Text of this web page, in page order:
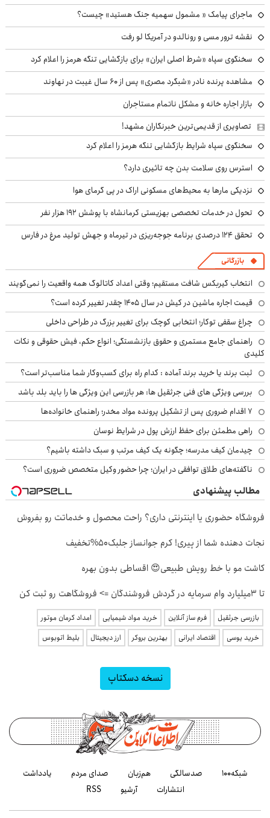
ماجرای پیامک « مشمول سهمیه جنگ هستید» چیست؟
نقشه ترور مسی و رونالدو در آمریکا لو رفت
سخنگوی سپاه «شرط اصلی ایران» برای بازگشایی تنگه هرمز را اعلام کرد
مشاهده پرنده نادر «شبگرد مصری» پس از ۶۰ سال غیبت در نهاوند
بازار اجاره خانه و مشکل ناتمام مستاجران
تصاویری از قدیمی‌ترین خبرنگاران مشهد!
سخنگوی سپاه شرایط بازگشایی تنگه هرمز را اعلام کرد
استرس روی سلامت بدن چه تاثیری دارد؟
نزدیکی مارها به محیط‌های مسکونی اراک در پی گرمای هوا
تحول در خدمات تخصصی بهزیستی کرمانشاه با پوشش ۱۹۲ هزار نفر
تحقق ۱۲۴ درصدی برنامه جوجه‌ریزی در تیرماه و جهش تولید مرغ در فارس
بازرگانی
انتخاب گیربکس شافت مستقیم؛ وقتی اعداد کاتالوگ همه واقعیت را نمی‌گویند
قیمت اجاره ماشین در کیش در سال ۱۴۰۵ چقدر تغییر کرده است؟
چراغ سقفی توکار؛ انتخابی کوچک برای تغییر بزرگ در طراحی داخلی
راهنمای جامع مستمری و حقوق بازنشستگی؛ انواع حکم، فیش حقوقی و نکات
کلیدی
ثبت برند یا خرید برند آماده : کدام راه برای کسب‌وکار شما مناسب‌تر است؟
بررسی ویژگی های فنی جرثقیل ها: هر بازرسی این ویژگی ها را باید بلد باشد
۷ اقدام ضروری پس از تشکیل پرونده مواد مخدر؛ راهنمای خانواده‌ها
راهی مطمئن برای حفظ ارزش پول در شرایط نوسان
چیدمان کیف مدرسه؛ چگونه یک کیف مرتب و سبک داشته باشیم؟
ناگفته‌های طلاق توافقی در ایران؛ چرا حضور وکیل متخصص ضروری است؟
مطالب پیشنهادی
فروشگاه حضوری یا اینترنتی داری؟ راحت محصول و خدماتت رو بفروش
نجات دهنده شما از پیری! کرم جوانساز جلبک50%تخفیف
کاشت مو با خط رویش طبیعی😍 اقساطی بدون بهره
تا 3میلیارد وام سرمایه در گردش فروشندگان => فروشگاهت رو ثبت کن
بازرسی جرثقیل فرم ساز آنلاین خرید مواد شیمیایی
امداد کرمان موتور
خرید یوسی
اقتصاد ایرانی بهترین بروکر ارز دیجیتال بلیط اتوبوس
نسخه دسکتاپ
شبکه۱۰۰ صدسالگی هم‌زبان صدای مردم
یادداشت
انتشارات
آرشیو RSS